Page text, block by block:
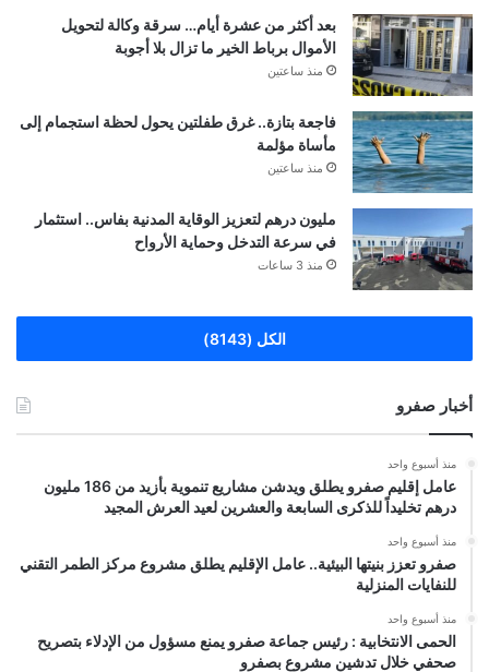
بعد أكثر من عشرة أيام… سرقة وكالة لتحويل
الأموال برباط الخير ما تزال بلا أجوبة
منذ ساعتين
فاجعة بتازة.. غرق طفلتين يحول لحظة استجمام إلى
مأساة مؤلمة
منذ ساعتين
مليون درهم لتعزيز الوقاية المدنية بفاس.. استثمار
في سرعة التدخل وحماية الأرواح
منذ 3 ساعات
الكل (8143)
أخبار صفرو
منذ أسبوع واحد
عامل إقليم صفرو يطلق ويدشن مشاريع تنموية بأزيد من 186 مليون
درهم تخليداً للذكرى السابعة والعشرين لعيد العرش المجيد
منذ أسبوع واحد
صفرو تعزز بنيتها البيئية.. عامل الإقليم يطلق مشروع مركز الطمر التقني
للنفايات المنزلية
منذ أسبوع واحد
الحمى الانتخابية : رئيس جماعة صفرو يمنع مسؤول من الإدلاء بتصريح
صحفي خلال تدشين مشروع بصفرو